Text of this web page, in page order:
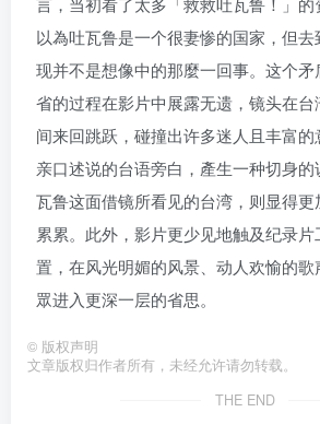
以為吐瓦鲁是一个很妻惨的国家，但
现并不是想像中的那麼一回事。这个矛
省的过程在影片中展露无遗，镜头在台
间来回跳跃，碰撞出许多迷人且丰富
亲口述说的台语旁白，產生一种切身
瓦鲁这面借镜所看见的台湾，则显得
累累。此外，影片更少见地触及纪录
置，在风光明媚的风景、动人欢愉的
眾进入更深一层的省思。
© 版权声明
文章版权归作者所有，未经允许请勿转载。
THE END